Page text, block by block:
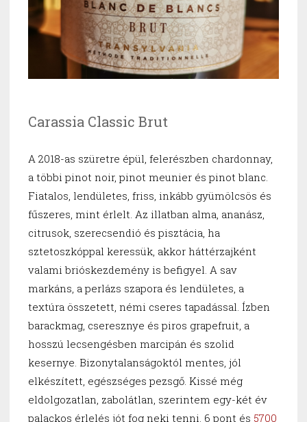
Carassia Classic Brut
A 2018-as szüretre épül, felerészben chardonnay,
a többi pinot noir, pinot meunier és pinot blanc.
Fiatalos, lendületes, friss, inkább gyümölcsös és
fűszeres, mint érlelt. Az illatban alma, ananász,
citrusok, szerecsendió és pisztácia, ha
sztetoszkóppal keressük, akkor háttérzajként
valami brióskezdemény is befigyel. A sav
markáns, a perlázs szapora és lendületes, a
textúra összetett, némi cseres tapadással. Ízben
barackmag, cseresznye és piros grapefruit, a
hosszú lecsengésben marcipán és szolid
kesernye. Bizonytalanságoktól mentes, jól
elkészített, egészséges pezsgő. Kissé még
eldolgozatlan, zabolátlan, szerintem egy-két év
palackos érlelés jót fog neki tenni. 6 pont és 5700